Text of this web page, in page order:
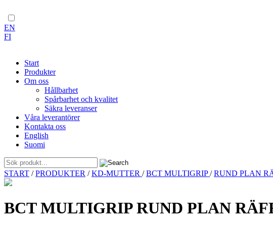
EN
FI
Start
Produkter
Om oss
Hållbarhet
Spårbarhet och kvalitet
Säkra leveranser
Våra leverantörer
Kontakta oss
English
Suomi
Skip
to
START /PRODUKTER /KD-MUTTER /BCT MULTIGRIP/RUND PLAN
BCT MULTIGRIP RUND PLAN